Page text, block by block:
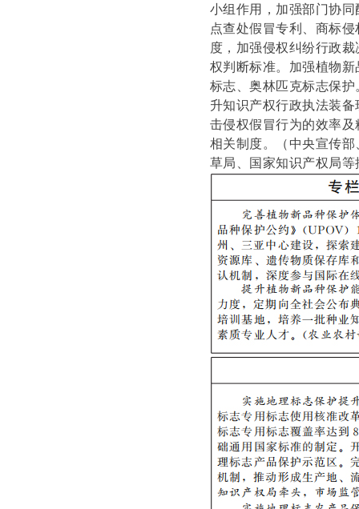
小组作用，加强部门协
点查处假冒专利、商标
度，加强侵权纠纷行政
权判断标准。加强植物
标志、奥林匹克标志保
升知识产权行政执法装
击侵权假冒行为的效率
相关制度。
（中央宣传
草局、国家知识产权局